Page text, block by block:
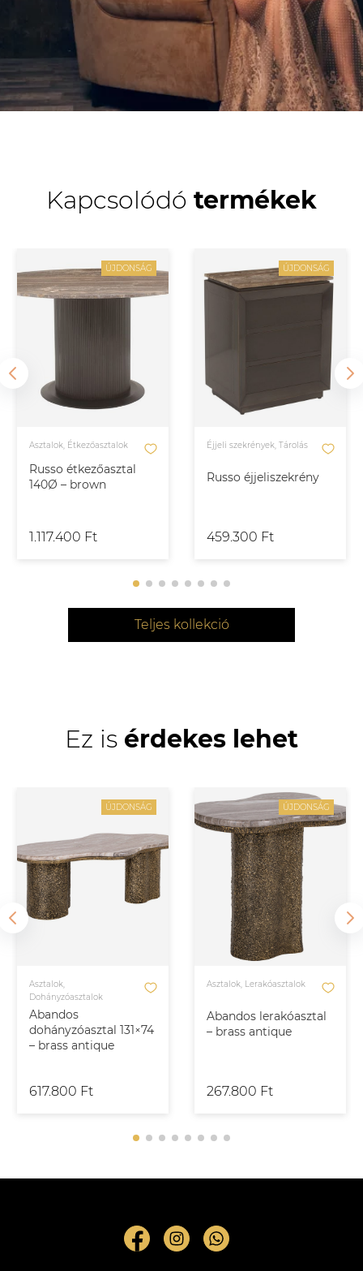
Kapcsolódó termékek
ÚJDONSÁG
Russo étkezőasztal
140Ø – brown
Asztalok, Étkezőasztalok
1.117.400 Ft
ÚJDONSÁG
Russo éjjeliszekrény
Éjjeli szekrények, Tárolás
459.300 Ft
Teljes kollekció
Ez is érdekes lehet
ÚJDONSÁG
Abandos
dohányzóasztal 131×74
– brass antique
Asztalok,
Dohányzóasztalok
617.800 Ft
ÚJDONSÁG
Abandos lerakóasztal
– brass antique
Asztalok, Lerakóasztalok
267.800 Ft